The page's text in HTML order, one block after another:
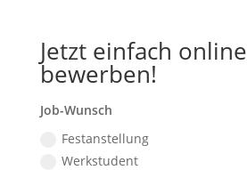
Jetzt einfach online
bewerben!
Job-
Job-Wunsch
Festanstellung
Werkstudent